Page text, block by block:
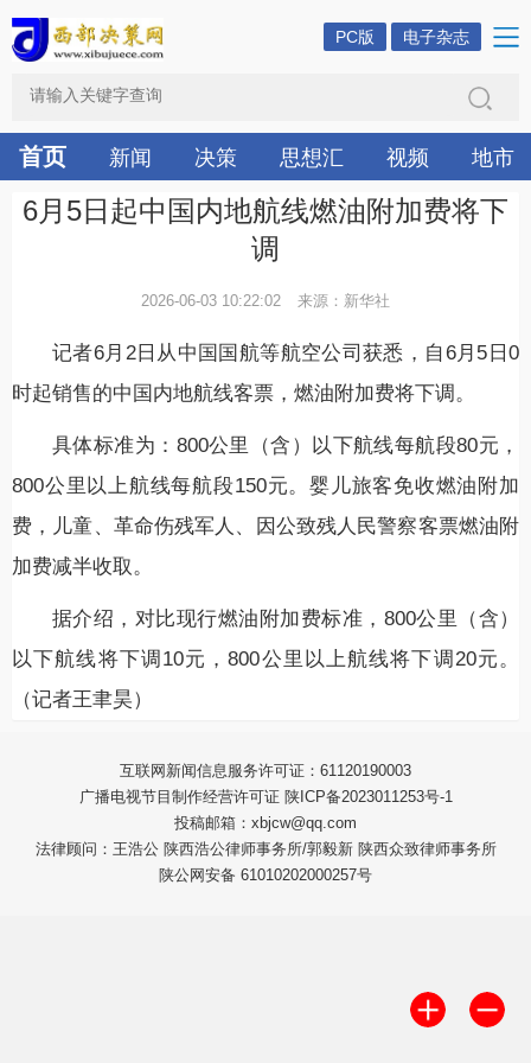
PC版 电子杂志
首页 新闻 决策 思想汇 视频 地市
6月5日起中国内地航线燃油附加费将下
调
2026-06-03 10:22:02 来源：新华社
记者6月2日从中国国航等航空公司获悉，自6月5日0
时起销售的中国内地航线客票，燃油附加费将下调。
具体标准为：800公里（含）以下航线每航段80元，
800公里以上航线每航段150元。婴儿旅客免收燃油附加
费，儿童、革命伤残军人、因公致残人民警察客票燃油附
加费减半收取。
据介绍，对比现行燃油附加费标准，800公里（含）
以下航线将下调10元，800公里以上航线将下调20元。
（记者王聿昊）
互联网新闻信息服务许可证：61120190003
广播电视节目制作经营许可证 陕ICP备2023011253号-1
投稿邮箱：xbjcw@qq.com
法律顾问：王浩公 陕西浩公律师事务所/郭毅新 陕西众致律师事务所
陕公网安备 61010202000257号